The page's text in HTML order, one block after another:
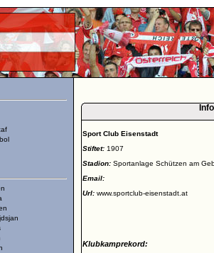
Sport Club Eisenstadt
Stiftet: 1907
Stadion: Sportanlage Schützen am
Email:
Url: www.sportclub-eisenstadt.at
Klubkamprekord: